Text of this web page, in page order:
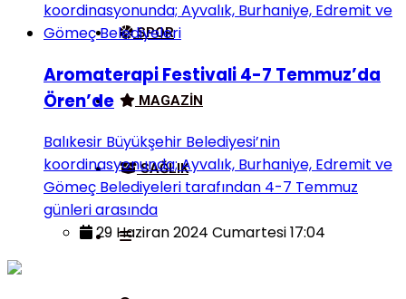
SPOR
MAGAZIN
SAĞLIK
Aromaterapi Festivali 4-7 Temmuz’da
Ören’de
Balıkesir Büyükşehir Belediyesi’nin
koordinasyonunda; Ayvalık, Burhaniye, Edremit ve
Gömeç Belediyeleri tarafından 4-7 Temmuz
günleri arasında
29 Haziran 2024 Cumartesi 17:04